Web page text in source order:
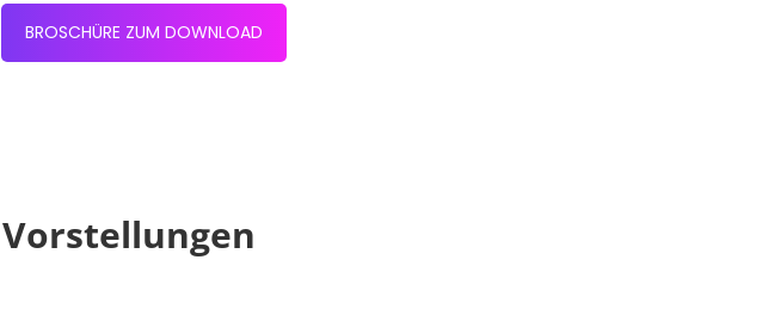
BROSCHÜRE ZUM DOWNLOAD